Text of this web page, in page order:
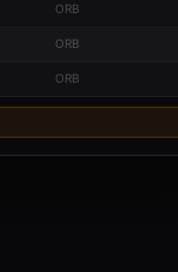
ORB
ORB
ORB